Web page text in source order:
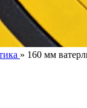
» 160 мм